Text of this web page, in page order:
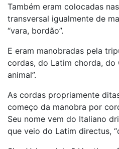
Também eram colocadas
transversal igualmente de
“vara, bordão”.
E eram manobradas pela
cordas, do Latim chorda, do
animal”.
As cordas propriamente
começo da manobra por
Seu nome vem do Italiano
que veio do Latim directus,